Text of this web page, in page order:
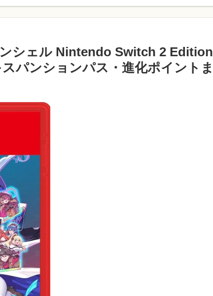
シェル Nintendo Switch 2 Edition
パンションパス・進化ポイントま